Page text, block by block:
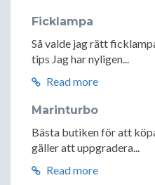
Ficklampa
Så valde jag rätt
tips Jag har nyligen...
Read more
Marinturbo
Bästa butiken för att
gäller att uppgradera...
Read more